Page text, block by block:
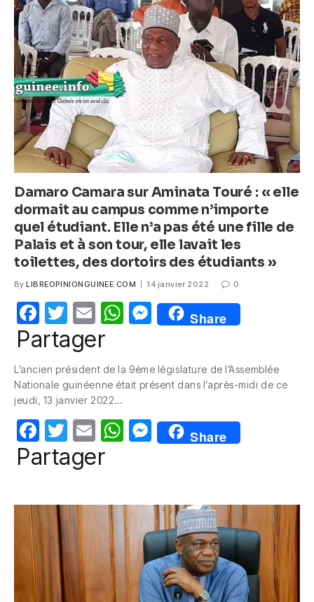
b
o
o
k
A
p
p
n
g
er
Damaro Camara sur Aminata Touré : « elle
dormait au campus comme n’importe
quel étudiant. Elle n’a pas été une fille de
Palais et à son tour, elle lavait les
toilettes, des dortoirs des étudiants »
By LIBREOPINIONGUINEE.COM 14 janvier 2022 0
F
a
e
b
o
o
k
T
w
itt
er
E
m
W
s
p
p
M
e
e
g
er
Share
Partager
L’ancien président de la 9ème législature de l’Assemblée
Nationale guinéenne était présent dans l’après-midi de ce
jeudi, 13 janvier 2022…
F
a
e
b
o
o
k
T
w
itt
er
E
m
W
s
A
p
p
M
e
e
n
g
er
Share
Partager